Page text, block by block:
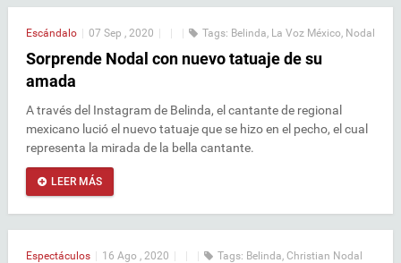
Escándalo 07 Sep , 2020 Tags: Belinda, La Voz México, Nodal
Sorprende Nodal con nuevo tatuaje de su
amada
A través del Instagram de Belinda, el cantante de regional
mexicano lució el nuevo tatuaje que se hizo en el pecho, el cual
representa la mirada de la bella cantante.
LEER MÁS
Espectáculos 16 Ago , 2020 Tags: Belinda, Christian Nodal